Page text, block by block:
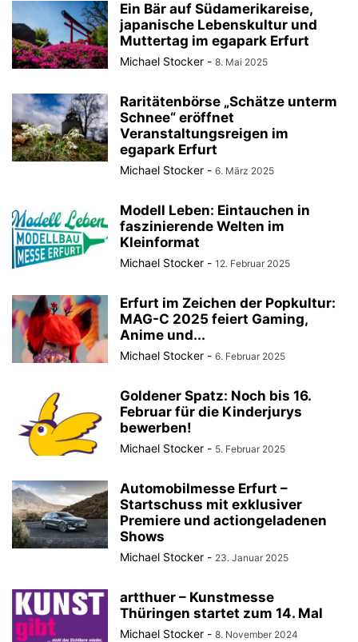
Ein Bär auf Südamerikareise,
japanische Lebenskultur und
Muttertag im egapark Erfurt
Michael Stocker - 8. Mai 2025
Raritätenbörse „Schätze unterm
Schnee“ eröffnet
Veranstaltungsreigen im
egapark Erfurt
Michael Stocker - 6. März 2025
Modell Leben: Eintauchen in
faszinierende Welten im
Kleinformat
Michael Stocker - 12. Februar 2025
Erfurt im Zeichen der Popkultur:
MAG-C 2025 feiert Gaming,
Anime und...
Michael Stocker - 6. Februar 2025
Goldener Spatz: Noch bis 16.
Februar für die Kinderjurys
bewerben!
Michael Stocker - 5. Februar 2025
Automobilmesse Erfurt –
Startschuss mit exklusiver
Premiere und actiongeladenen
Shows
Michael Stocker - 23. Januar 2025
artthuer – Kunstmesse
Thüringen startet zum 14. Mal
Michael Stocker - 8. November 2024